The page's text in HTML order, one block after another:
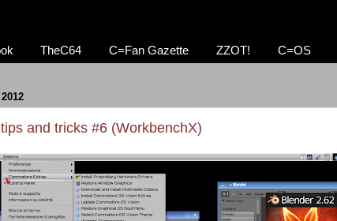
TheC64 C=Fan Gazette ZZOT! C=OS
and tricks #6 (WorkbenchX)